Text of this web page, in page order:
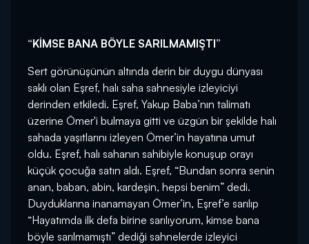
“KİMSE BANA BÖYLE SARILMAMIŞTI”
Sert görünüşünün altında derin bir duygu dünyası
saklı olan Eşref, halı saha sahnesiyle izleyiciyi
derinden etkiledi. Eşref, Yakup Baba’nın talimatı
üzerine Ömer'i bulmaya gitti ve üzgün bir şekilde halı
sahada yaşıtlarını izleyen Ömer’in hayatına umut
oldu. Eşref, halı sahanın sahibiyle konuşup orayı
küçük çocuğa satın aldı. Eşref, “Bundan sonra senin
anan, baban, abin, kardeşin, hepsi benim” dedi.
Duyduklarına inanamayan Ömer’in, Eşref’e sarılıp
“Hayatımda ilk defa birine sarılıyorum, kimse bana
böyle sarılmamıştı” dediği sahnelerde izleyici